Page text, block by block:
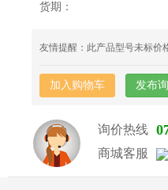
货期：
友情提醒：此产品型号未标价
加入购物车 发布
询价热线
商城客服